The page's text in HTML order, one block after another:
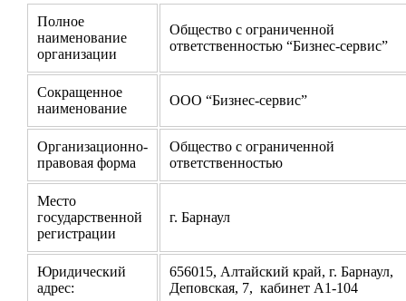
Полное
наименование
организации
Общество с ограниченной
ответственностью “Бизнес-сервис”
Сокращенное
наименование
ООО “Бизнес-сервис”
Организационно-
правовая форма
Общество с ограниченной
ответственностью
Место
государственной
регистрации
г. Барнаул
Юридический
адрес:
656015, Алтайский край, г. Барнаул,
Деповская, 7, кабинет А1-104